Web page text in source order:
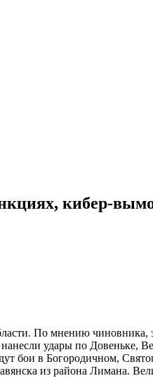
кибер-
По мнению чиновника,
удары по
бои в Богородичном,
из района Лимана.